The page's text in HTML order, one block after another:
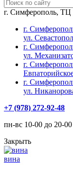
г. Симферополь, ТЦ
г.
ул.
г.
ул.
г.
г.
ул.
+7 (978) 272-92-48
пн-вс 10-00 до 20-00
Закрыть
вина